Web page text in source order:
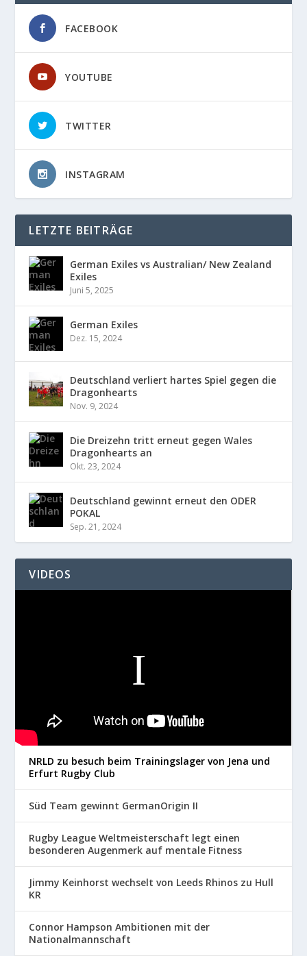
FACEBOOK
YOUTUBE
TWITTER
INSTAGRAM
LETZTE BEITRÄGE
German Exiles vs Australian/ New Zealand
Exiles
Juni 5, 2025
German Exiles
Dez. 15, 2024
Deutschland verliert hartes Spiel gegen die
Dragonhearts
Nov. 9, 2024
Die Dreizehn tritt erneut gegen Wales
Dragonhearts an
Okt. 23, 2024
Deutschland gewinnt erneut den ODER
POKAL
Sep. 21, 2024
VIDEOS
NRLD zu besuch beim Trainingslager von Jena und
Erfurt Rugby Club
Süd Team gewinnt GermanOrigin II
Rugby League Weltmeisterschaft legt einen
besonderen Augenmerk auf mentale Fitness
Jimmy Keinhorst wechselt von Leeds Rhinos zu Hull
KR
Connor Hampson Ambitionen mit der
Nationalmannschaft